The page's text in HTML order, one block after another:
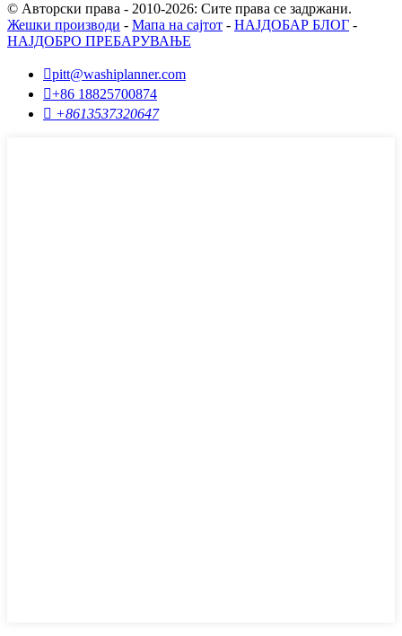
© Авторски права - 2010-2026: Сите права се задржани.
Жешки производи - Мапа на сајтот - НАЈДОБАР БЛОГ -
НАЈДОБРО ПРЕБАРУВАЊЕ
pitt@washiplanner.com
+86 18825700874
 +8613537320647